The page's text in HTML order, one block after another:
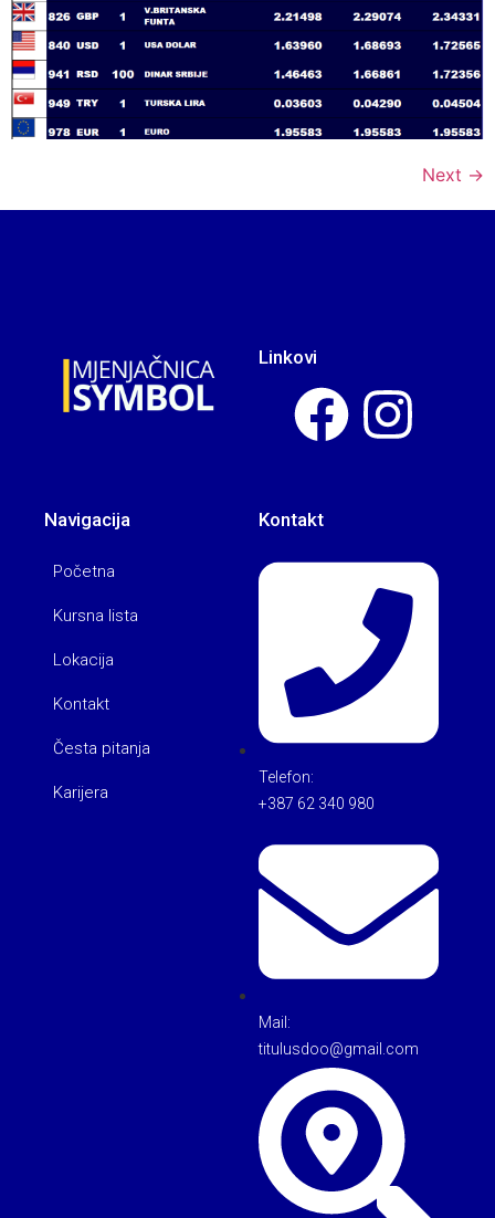
Next →
Linkovi
Navigacija
Početna
Kursna lista
Lokacija
Kontakt
Česta pitanja
Karijera
Kontakt
Telefon:
+387 62 340 980
Mail:
titulusdoo@gmail.com